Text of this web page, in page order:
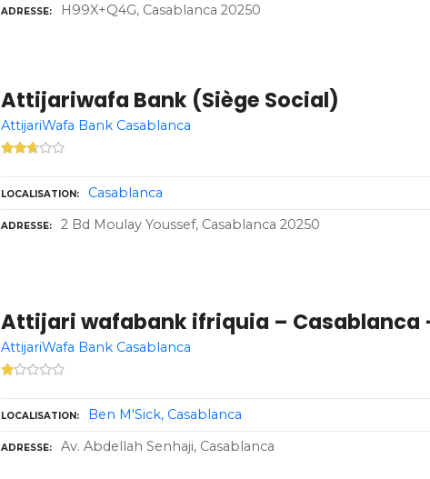
ADRESSE H99X+Q4G, Casablanca 20250
Attijariwafa Bank (Siège Social)
AttijariWafa Bank Casablanca
LOCALISATION Casablanca
ADRESSE 2 Bd Moulay Youssef, Casablanca 20250
Attijari wafabank ifriquia – Casablanca
AttijariWafa Bank Casablanca
LOCALISATION Ben M'Sick Casablanca
ADRESSE Av. Abdellah Senhaji, Casablanca